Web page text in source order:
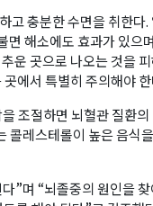
고 충분한 수면을 취한다
면 해소에도 효과가 있으
운 곳으로 나오는 것을
에서 특별히 주의해야
조절하면 뇌혈관 질환의
콜레스테롤이 높은 음식
”며 “뇌졸중의 원인을